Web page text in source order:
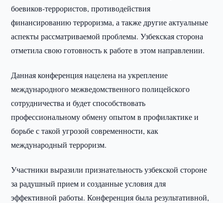
боевиков-террористов, противодействия
финансированию терроризма, а также другие актуальные
аспекты рассматриваемой проблемы. Узбекская сторона
отметила свою готовность к работе в этом направлении.
Данная конференция нацелена на укрепление
международного межведомственного полицейского
сотрудничества и будет способствовать
профессиональному обмену опытом в профилактике и
борьбе с такой угрозой современности, как
международный терроризм.
Участники выразили признательность узбекской стороне
за радушный прием и созданные условия для
эффективной работы. Конференция была результативной,